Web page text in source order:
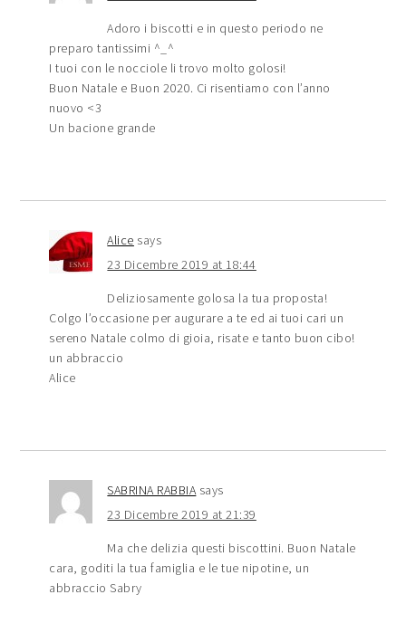
Adoro i biscotti e in questo periodo ne
preparo tantissimi ^_^
I tuoi con le nocciole li trovo molto golosi!
Buon Natale e Buon 2020. Ci risentiamo con l’anno
nuovo <3
Un bacione grande
Alice says
23 Dicembre 2019 at 18:44
Deliziosamente golosa la tua proposta!
Colgo l’occasione per augurare a te ed ai tuoi cari un
sereno Natale colmo di gioia, risate e tanto buon cibo!
un abbraccio
Alice
SABRINA RABBIA says
23 Dicembre 2019 at 21:39
Ma che delizia questi biscottini. Buon Natale
cara, goditi la tua famiglia e le tue nipotine, un
abbraccio Sabry